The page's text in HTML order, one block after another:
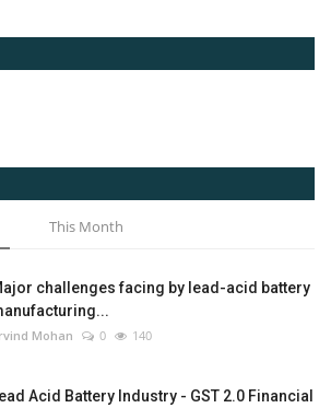
This Month
challenges facing by lead-acid battery
Mohan 0 140
Acid Battery Industry - GST 2.0 Financial